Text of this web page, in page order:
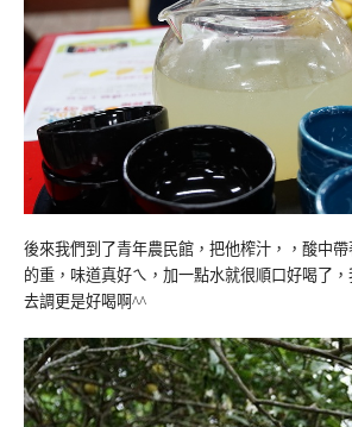
後來我們到了青年農民館，把他榨汁，，酸中
的重，味道真好ㄟ，加一點水就很順口好喝了
去調更是好喝啊^^